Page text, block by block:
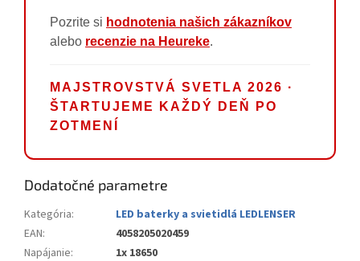
Pozrite si hodnotenia našich zákazníkov
alebo recenzie na Heureke.
MAJSTROVSTVÁ SVETLA 2026 ·
ŠTARTUJEME KAŽDÝ DEŇ PO
ZOTMENÍ
Dodatočné parametre
Kategória:
LED baterky a svietidlá LEDLENSER
EAN:
4058205020459
Napájanie:
1x 18650